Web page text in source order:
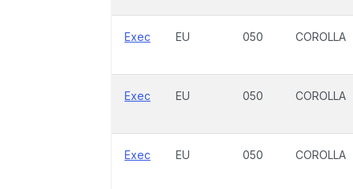
Exec EU 050 COROLLA
Exec EU 050 COROLLA
Exec EU 050 COROLLA